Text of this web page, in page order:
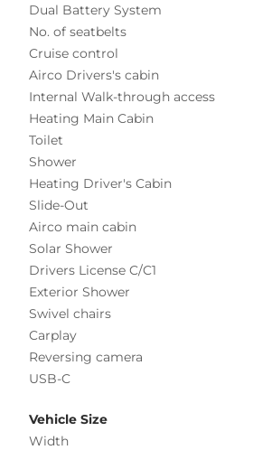
Dual Battery System
No. of seatbelts
Cruise control
Airco Drivers's cabin
Internal Walk-through access
Heating Main Cabin
Toilet
Shower
Heating Driver's Cabin
Slide-Out
Airco main cabin
Solar Shower
Drivers License C/C1
Exterior Shower
Swivel chairs
Carplay
Reversing camera
USB-C
Vehicle Size
Width